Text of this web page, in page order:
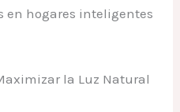
en hogares inteligentes
la Luz Natural